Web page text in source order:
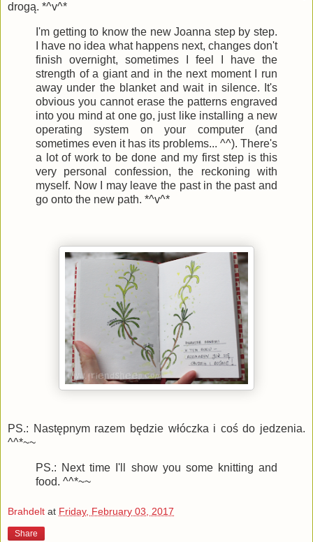
drogą. *^v^*
I'm getting to know the new Joanna step by step.
I have no idea what happens next, changes don't
finish overnight, sometimes I feel I have the
strength of a giant and in the next moment I run
away under the blanket and wait in silence. It's
obvious you cannot erase the patterns engraved
into you mind at one go, just like installing a new
operating system on your computer (and
sometimes even it has its problems... ^^). There's
a lot of work to be done and my first step is this
very personal confession, the reckoning with
myself. Now I may leave the past in the past and
go onto the new path. *^v^*
PS.: Następnym razem będzie włóczka i coś do jedzenia.
^^*~~
PS.: Next time I'll show you some knitting and
food. ^^*~~
Brahdelt at Friday, February 03, 2017
Share